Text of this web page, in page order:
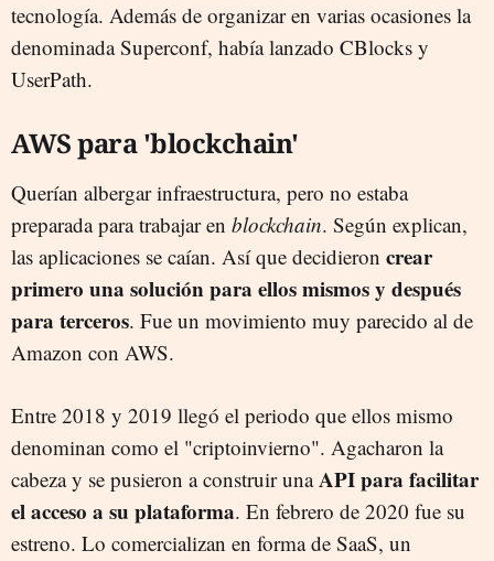
tecnología. Además de organizar en varias ocasiones la
denominada Superconf, había lanzado CBlocks y
UserPath.
AWS para 'blockchain'
Querían albergar infraestructura, pero no estaba
preparada para trabajar en blockchain. Según explican,
las aplicaciones se caían. Así que decidieron crear
primero una solución para ellos mismos y después
para terceros. Fue un movimiento muy parecido al de
Amazon con AWS.
Entre 2018 y 2019 llegó el periodo que ellos mismo
denominan como el "criptoinvierno". Agacharon la
cabeza y se pusieron a construir unaAPI para facilitar
el acceso a su plataforma. En febrero de 2020 fue su
estreno. Lo comercializan en forma de SaaS, un